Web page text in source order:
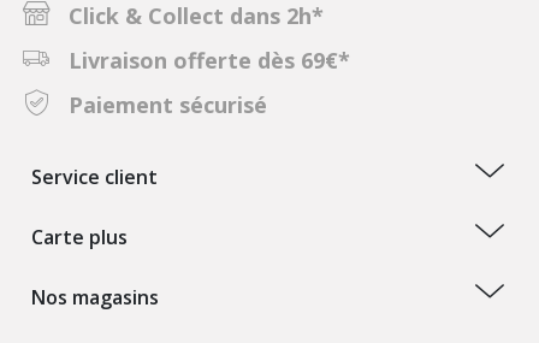
Click & Collect dans 2h*
Livraison offerte dès 69€*
Paiement sécurisé
Service client
Carte plus
Nos magasins